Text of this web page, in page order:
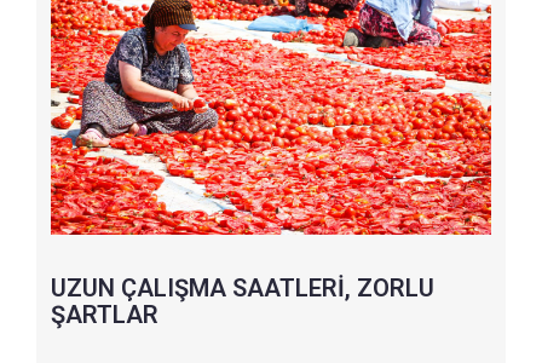
UZUN ÇALIŞMA SAATLERİ, ZORLU
ŞARTLAR